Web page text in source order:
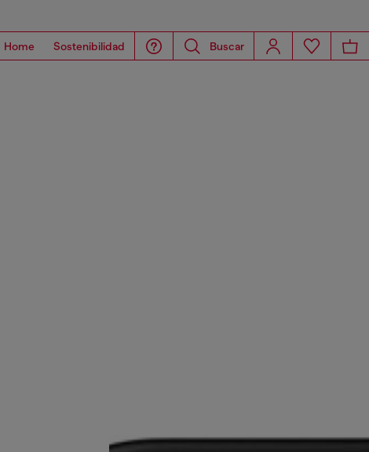
Home Sostenibilidad Buscar